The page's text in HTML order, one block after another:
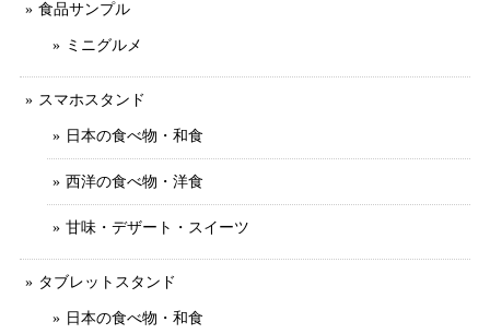
食品サンプル
ミニグルメ
スマホスタンド
日本の食べ物・和食
西洋の食べ物・洋食
甘味・デザート・スイーツ
タブレットスタンド
日本の食べ物・和食